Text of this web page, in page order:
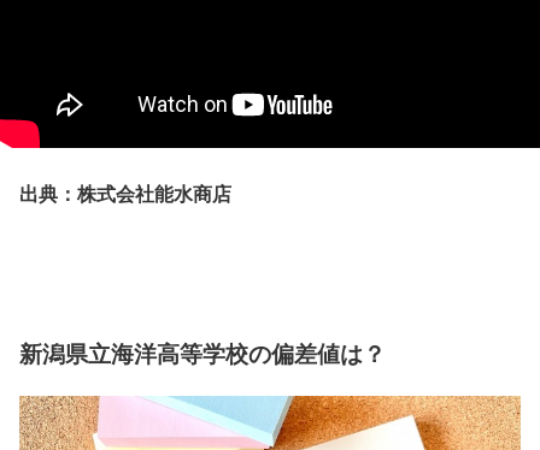
出典：株式会社能水商店
新潟県立海洋高等学校の偏差値は？